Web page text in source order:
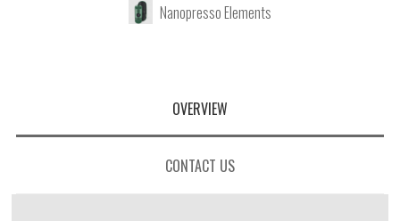
Nanopresso Elements
OVERVIEW
CONTACT US